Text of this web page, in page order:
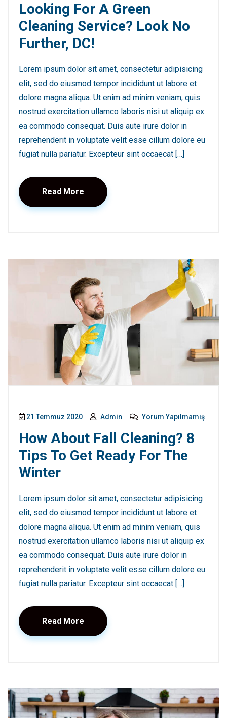
Looking For A Green
Cleaning Service? Look No
Further, DC!
Lorem ipsum dolor sit amet, consectetur adipisicing
elit, sed do eiusmod tempor incididunt ut labore et
dolore magna aliqua. Ut enim ad minim veniam, quis
nostrud exercitation ullamco laboris nisi ut aliquip ex
ea commodo consequat. Duis aute irure dolor in
reprehenderit in voluptate velit esse cillum dolore eu
fugiat nulla pariatur. Excepteur sint occaecat […]
Read More
21 Temmuz 2020 Admin Yorum Yapılmamış
How About Fall Cleaning? 8
Tips To Get Ready For The
Winter
Lorem ipsum dolor sit amet, consectetur adipisicing
elit, sed do eiusmod tempor incididunt ut labore et
dolore magna aliqua. Ut enim ad minim veniam, quis
nostrud exercitation ullamco laboris nisi ut aliquip ex
ea commodo consequat. Duis aute irure dolor in
reprehenderit in voluptate velit esse cillum dolore eu
fugiat nulla pariatur. Excepteur sint occaecat […]
Read More